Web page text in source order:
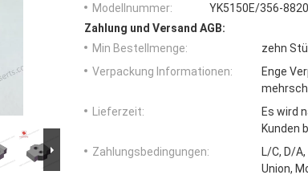
Modellnummer:
YK5150E/356-
Zahlung und Versand AGB:
Min Bestellmenge:
zehn
Verpackung Informationen:
Enge
Lieferzeit:
Es wird
Kunden
Zahlungsbedingungen:
L/C, D/
Union,